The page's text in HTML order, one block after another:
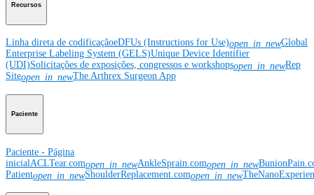
Recursos
Linha direta de codificaçãoeDFUs (Instructions for Use)open_in_newGlobal
Enterprise Labeling System (GELS)Unique Device Identifier
(UDI)Solicitações de exposições, congressos e workshopsopen_in_newRep
Siteopen_in_newThe Arthrex Surgeon App
Paciente
Paciente - Página
inicialACLTear.comopen_in_newAnkleSprain.comopen_in_new
Patientopen_in_newShoulderReplacement.comopen_in_new